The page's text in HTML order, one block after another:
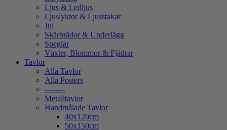
Ljus & Ledljus
Ljuslyktor & Ljusstakar
Jul
Skärbrädor & Underlägg
Speglar
Växter, Blommor & Fjädrar
Tavlor
Alla Tavlor
Alla Posters
——–
Metalltavlor
Handmålade Tavlor
40x120cm
50x150cm